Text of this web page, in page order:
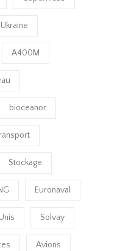
Ukraine
A400M
bioceanor
Stockage
Euronaval
Solvay
Avions